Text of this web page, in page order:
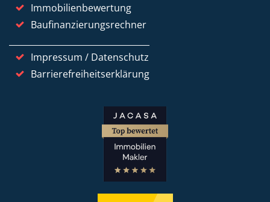
Immobilienbewertung
Baufinanzierungsrechner
Impressum / Datenschutz
Barrierefreiheitserklärung